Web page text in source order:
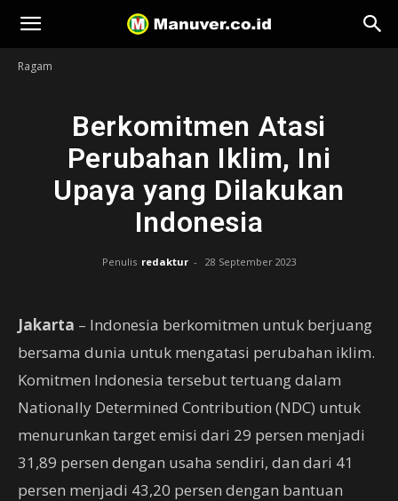
Manuver
Ragam
Berkomitmen Atasi
Perubahan Iklim, Ini
Upaya yang Dilakukan
Indonesia
Penulis redaktur - 28 September 2023
Jakarta – Indonesia berkomitmen untuk berjuang
bersama dunia untuk mengatasi perubahan iklim.
Komitmen Indonesia tersebut tertuang dalam
Nationally Determined Contribution (NDC) untuk
menurunkan target emisi dari 29 persen menjadi
31,89 persen dengan usaha sendiri, dan dari 41
persen menjadi 43,20 persen dengan bantuan